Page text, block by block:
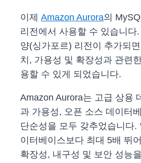
이제 Amazon Aurora의
리전에서 사용할 수 있습니다
양(싱가포르) 리전이 추가되
치, 가용성 및 확장성과 관련
용할 수 있게 되었습니다.
Amazon Aurora는 고급 상용
과 가용성, 오픈 소스 데이터
단순성을 모두 갖추었습니다.
이터베이스보다 최대 5배 뛰
확장성, 내구성 및 보안 성능